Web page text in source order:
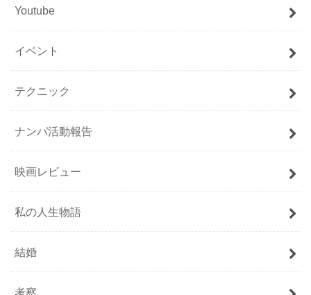
Youtube
イベント
テクニック
ナンパ活動報告
映画レビュー
私の人生物語
結婚
考察